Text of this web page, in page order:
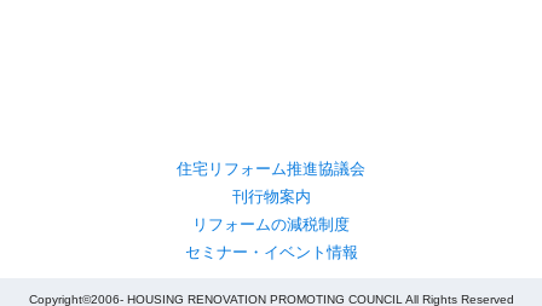
住宅リフォーム推進協議会
刊行物案内
リフォームの減税制度
セミナー・イベント情報
Copyright©2006- HOUSING RENOVATION PROMOTING COUNCIL All Rights Reserved